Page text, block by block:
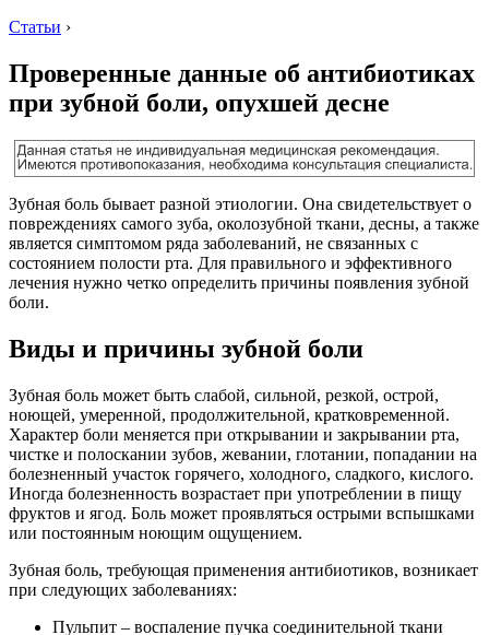
Статьи ›
Проверенные данные об антибиотиках
при зубной боли, опухшей десне
Зубная боль бывает разной этиологии. Она свидетельствует о
повреждениях самого зуба, околозубной ткани, десны, а также
является симптомом ряда заболеваний, не связанных с
состоянием полости рта. Для правильного и эффективного
лечения нужно четко определить причины появления зубной
боли.
Виды и причины зубной боли
Зубная боль может быть слабой, сильной, резкой, острой,
ноющей, умеренной, продолжительной, кратковременной.
Характер боли меняется при открывании и закрывании рта,
чистке и полоскании зубов, жевании, глотании, попадании на
болезненный участок горячего, холодного, сладкого, кислого.
Иногда болезненность возрастает при употреблении в пищу
фруктов и ягод. Боль может проявляться острыми вспышками
или постоянным ноющим ощущением.
Зубная боль, требующая применения антибиотиков, возникает
при следующих заболеваниях:
Пульпит – воспаление пучка соединительной ткани